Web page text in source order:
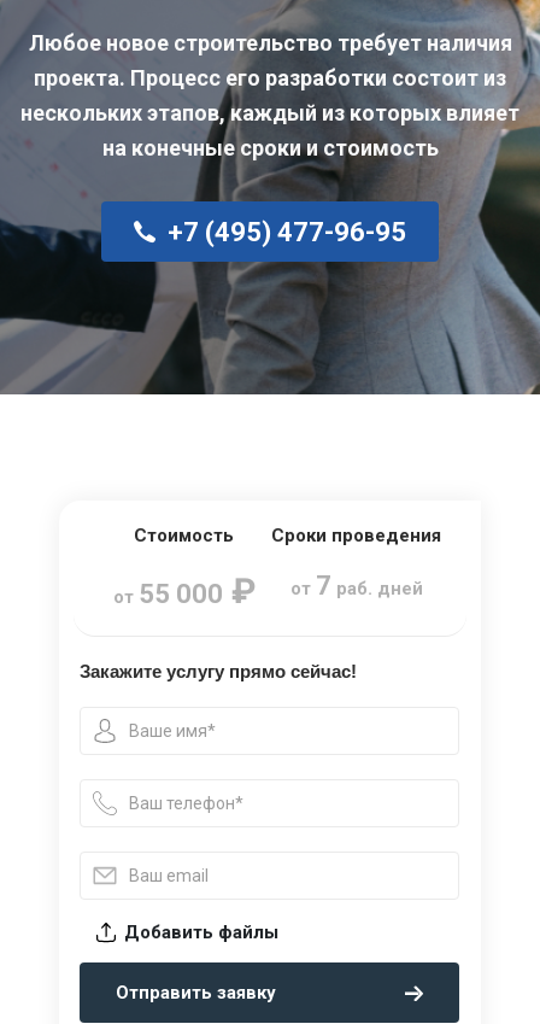
Любое новое строительство требует наличия
проекта. Процесс его разработки состоит из
нескольких этапов, каждый из которых влияет
на конечные сроки и стоимость
+7 (495) 477-96-95
Стоимость
от 55 000 ₽
Сроки проведения
от 7 раб. дней
Закажите услугу прямо сейчас!
Добавить файлы
Отправить заявку